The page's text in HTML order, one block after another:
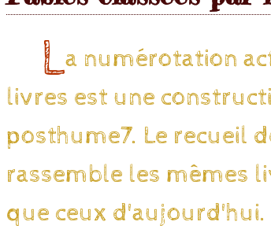
La numérotation
livres est une
posthume7. Le recueil
rassemble les mêmes
que ceux d'aujourd'hui.